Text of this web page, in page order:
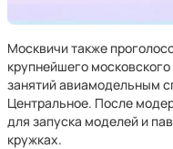
Москвичи также
крупнейшего московского
занятий авиамодельным
Центральное. После
для запуска моделей и
кружках.